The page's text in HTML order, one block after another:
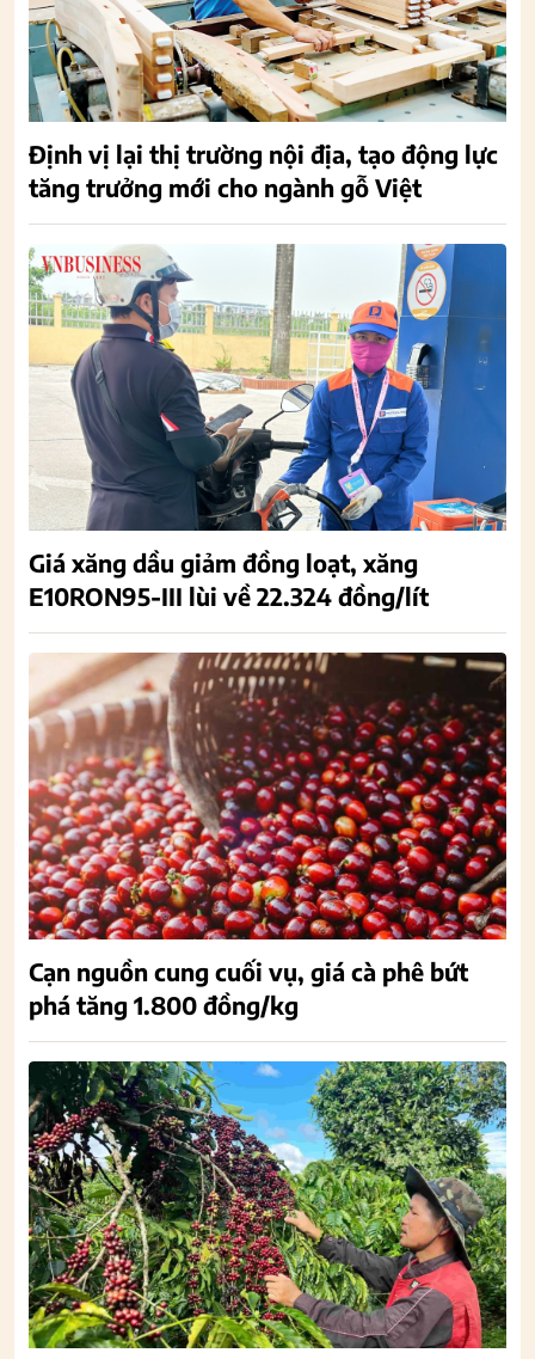
Định vị lại thị trường nội địa, tạo động lực
tăng trưởng mới cho ngành gỗ Việt
Giá xăng dầu giảm đồng loạt, xăng
E10RON95-III lùi về 22.324 đồng/lít
Cạn nguồn cung cuối vụ, giá cà phê bứt
phá tăng 1.800 đồng/kg